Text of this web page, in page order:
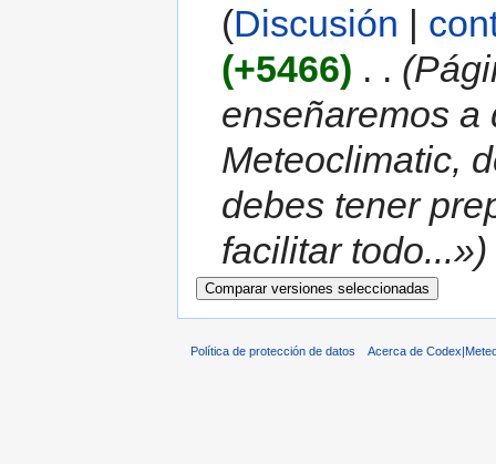
(Discusión |
(+5466) . .
enseñaremos a
Meteoclimatic,
debes tener
facilitar todo...»)
Política de protección de datos Acerca de